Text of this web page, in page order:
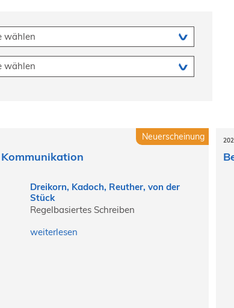
Neuerscheinung
Dreikorn, Kadoch, Reuther, von der
Stück
Regelbasiertes Schreiben
weiterlesen